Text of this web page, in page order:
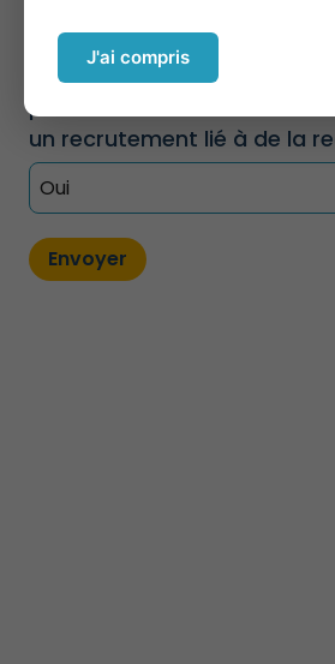
Je consens à ce qu’on me
personnellement via mon
un recrutement lié à de la
J'ai compris